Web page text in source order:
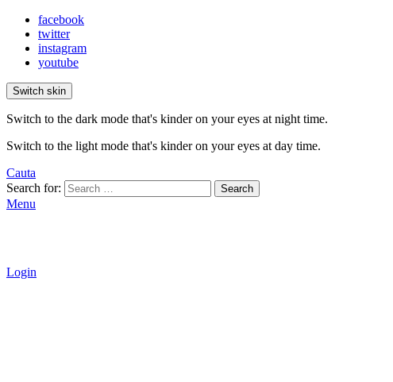
facebook
twitter
instagram
youtube
Switch skin
Switch to the dark mode that's kinder on your eyes at night time.
Switch to the light mode that's kinder on your eyes at day time.
Cauta
Search for:
Search
Menu
Login